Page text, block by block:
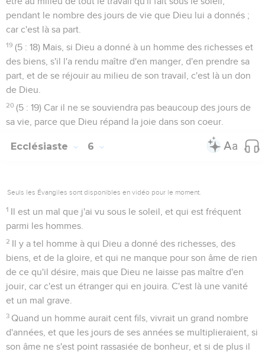
pendant le nombre des jours de vie que Dieu lui a donnés ;
car c'est là sa part.
19 (5 : 18) Mais, si Dieu a donné à un homme des richesses et
des biens, s'il l'a rendu maître d'en manger, d'en prendre sa
part, et de se réjouir au milieu de son travail, c'est là un don
de Dieu.
20 (5 : 19) Car il ne se souviendra pas beaucoup des jours de
sa vie, parce que Dieu répand la joie dans son coeur.
Ecclésiaste 6
Seuls les Évangiles sont disponibles en vidéo pour le moment.
1 Il est un mal que j'ai vu sous le soleil, et qui est fréquent
parmi les hommes.
2 Il y a tel homme à qui Dieu a donné des richesses, des
biens, et de la gloire, et qui ne manque pour son âme de rien
de ce qu'il désire, mais que Dieu ne laisse pas maître d'en
jouir, car c'est un étranger qui en jouira. C'est là une vanité
et un mal grave.
3 Quand un homme aurait cent fils, vivrait un grand nombre
d'années, et que les jours de ses années se multiplieraient, si
son âme ne s'est point rassasiée de bonheur, et si de plus il